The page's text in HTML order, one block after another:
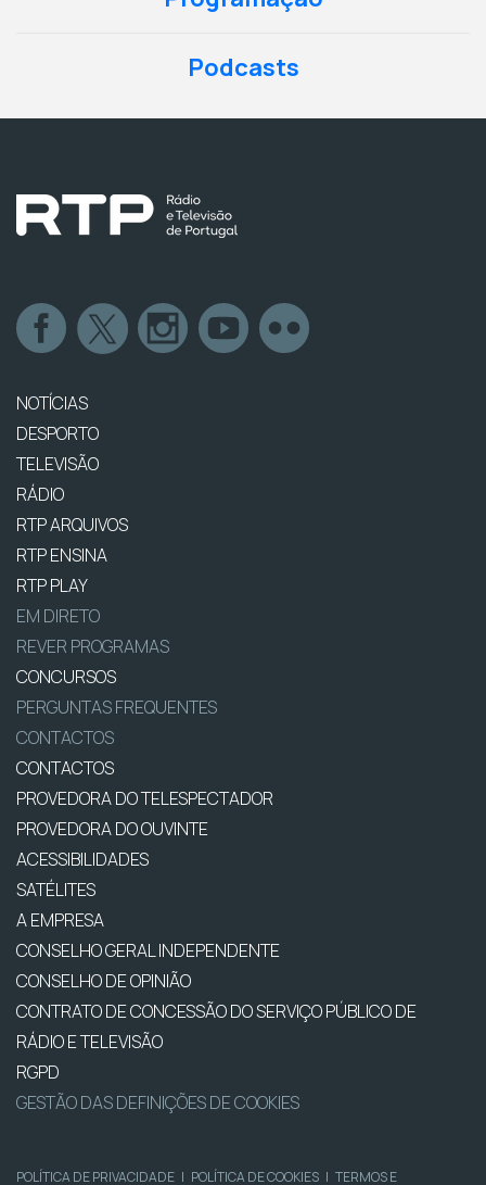
Podcasts
NOTÍCIAS
DESPORTO
TELEVISÃO
RÁDIO
RTP ARQUIVOS
RTP ENSINA
RTP PLAY
EM DIRETO
REVER PROGRAMAS
CONCURSOS
PERGUNTAS FREQUENTES
CONTACTOS
CONTACTOS
PROVEDORA DO TELESPECTADOR
PROVEDORA DO OUVINTE
ACESSIBILIDADES
SATÉLITES
A EMPRESA
CONSELHO GERAL INDEPENDENTE
CONSELHO DE OPINIÃO
CONTRATO DE CONCESSÃO DO SERVIÇO PÚBLICO DE
RÁDIO E TELEVISÃO
RGPD
GESTÃO DAS DEFINIÇÕES DE COOKIES
POLÍTICA DE PRIVACIDADE | POLÍTICA DE COOKIES | TERMOS E